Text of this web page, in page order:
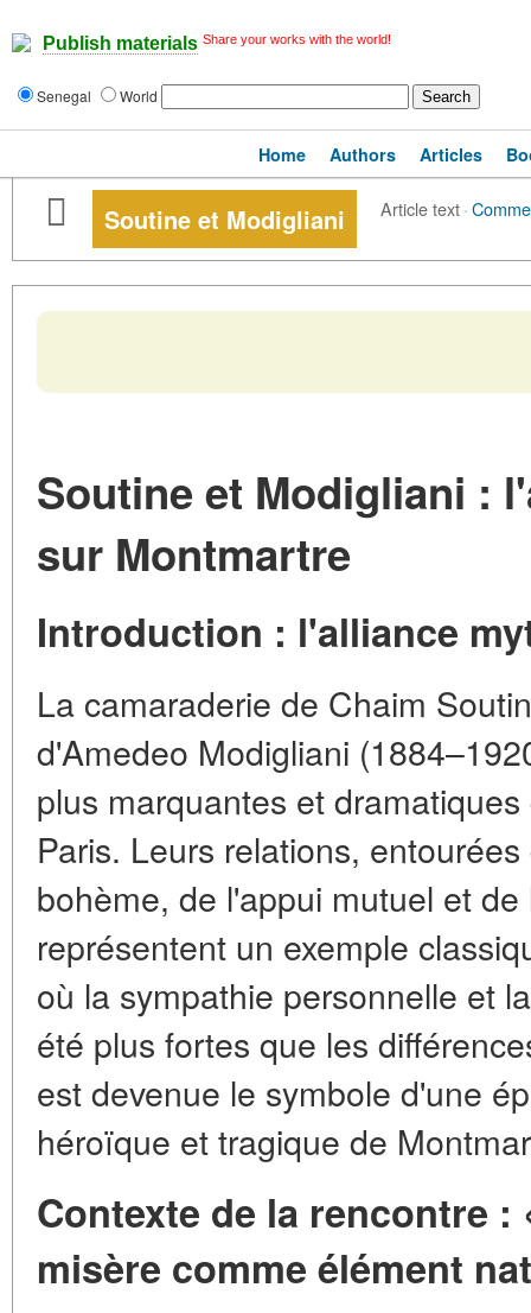
Publish materials Share your works with the world!
Senegal World
Home Authors Articles
Soutine et Modigliani Article text·
Soutine et Modigliani :
sur Montmartre
Introduction : l'alliance
La camaraderie de Chaim
d'Amedeo Modigliani
plus marquantes et
Paris. Leurs relations,
bohème, de l'appui mutuel et
représentent un exemple
où la sympathie personnelle et
été plus fortes que les
est devenue le symbole d'une
héroïque et tragique de
Contexte de la rencontre :
misère comme élément